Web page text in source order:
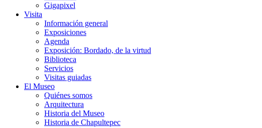
Gigapixel
Visita
Información general
Exposiciones
Agenda
Exposición: Bordado, de la virtud
Biblioteca
Servicios
Visitas guiadas
El Museo
Quiénes somos
Arquitectura
Historia del Museo
Historia de Chapultepec